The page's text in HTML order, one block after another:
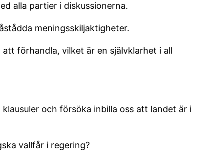
alla partier i diskussionerna.
meningsskiljaktigheter.
förhandla, vilket är en självklarhet i all
och försöka inbilla oss att landet är i
vallfår i regering?